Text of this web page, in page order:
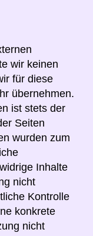
wir keinen
für diese
übernehmen.
ist stets der
Seiten
wurden zum
Inhalte
nicht
Kontrolle
konkrete
nicht